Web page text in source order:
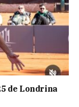
de Londrina